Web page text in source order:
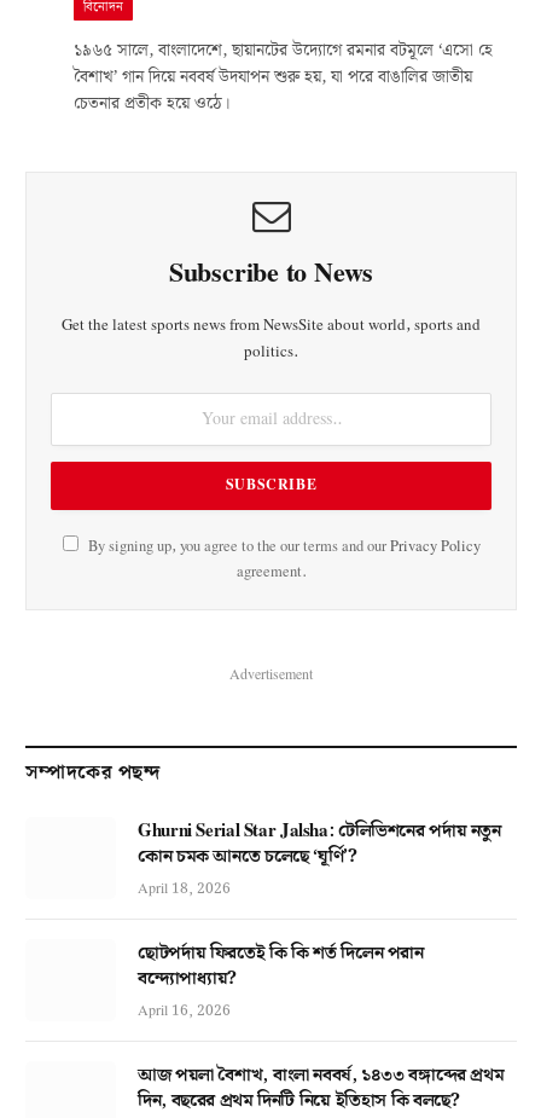
বিনোদন
১৯৬৫ সালে, বাংলাদেশে, ছায়ানটের উদ্যোগে রমনার বটমূলে ‘এসো হে
বৈশাখ’ গান দিয়ে নববর্ষ উদযাপন শুরু হয়, যা পরে বাঙালির জাতীয়
চেতনার প্রতীক হয়ে ওঠে।
Subscribe to News
Get the latest sports news from NewsSite about world, sports and
politics.
By signing up, you agree to the our terms and ourPrivacy Policy
agreement.
Advertisement
সম্পাদকের পছন্দ
Ghurni Serial Star Jalsha: টেলিভিশনের পর্দায় নতুন
কোন চমক আনতে চলেছে ‘ঘূর্ণি’?
April 18, 2026
ছোটপর্দায় ফিরতেই কি কি শর্ত দিলেন পরান
বন্দ্যোপাধ্যায়?
April 16, 2026
আজ পয়লা বৈশাখ, বাংলা নববর্ষ, ১৪৩৩ বঙ্গাব্দের প্রথম
দিন, বছরের প্রথম দিনটি নিয়ে ইতিহাস কি বলছে?